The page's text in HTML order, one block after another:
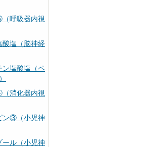
呼吸器内視
塩（脳神経
塩酸塩（ペ
消化器内視
ン③（小児神
ル（小児神